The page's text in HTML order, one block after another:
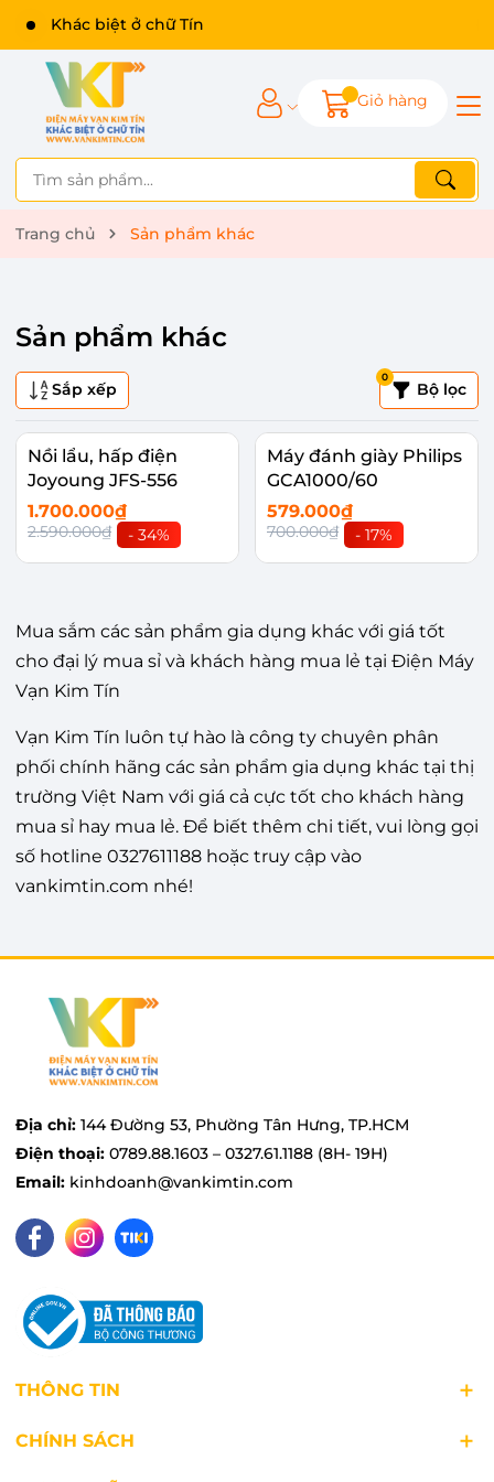
Khác biệt ở chữ Tín
Giỏ hàng
Trang chủ Sản phẩm khác
Sản phẩm khác
Sắp xếp Bộ lọc
0
Nồi lẩu, hấp điện
Joyoung JFS-556
1.700.000₫
2.590.000₫ - 34%
Máy đánh giày Philips
GCA1000/60
579.000₫
700.000₫ - 17%
Mua sắm các sản phẩm gia dụng khác với giá tốt
cho đại lý mua sỉ và khách hàng mua lẻ tại Điện Máy
Vạn Kim Tín
Vạn Kim Tín luôn tự hào là công ty chuyên phân
phối chính hãng các sản phẩm gia dụng khác tại thị
trường Việt Nam với giá cả cực tốt cho khách hàng
mua sỉ hay mua lẻ. Để biết thêm chi tiết, vui lòng gọi
số hotline 0327611188 hoặc truy cập vào
vankimtin.com nhé!
Địa chỉ: 144 Đường 53, Phường Tân Hưng, TP.HCM
Điện thoại: 0789.88.1603 – 0327.61.1188 (8H- 19H)
Email: kinhdoanh@vankimtin.com
THÔNG TIN
CHÍNH SÁCH